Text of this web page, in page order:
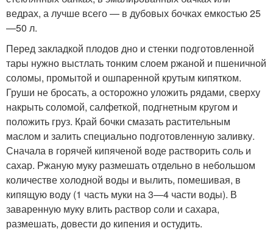
ведрах, а лучше всего — в дубовых бочках емкостью 25
—50 л.
Перед закладкой плодов дно и стенки подготовленной
тары нужно выстлать тонким слоем ржаной и пшеничной
соломы, промытой и ошпаренной крутым кипятком.
Груши не бросать, а осторожно уложить рядами, сверху
накрыть соломой, салфеткой, подгнетным кругом и
положить груз. Край бочки смазать растительным
маслом и залить специально подготовленную заливку.
Сначала в горячей кипяченой воде растворить соль и
сахар. Ржаную муку размешать отдельно в небольшом
количестве холодной воды и вылить, помешивая, в
кипящую воду (1 часть муки на 3—4 части воды). В
заваренную муку влить раствор соли и сахара,
размешать, довести до кипения и остудить.